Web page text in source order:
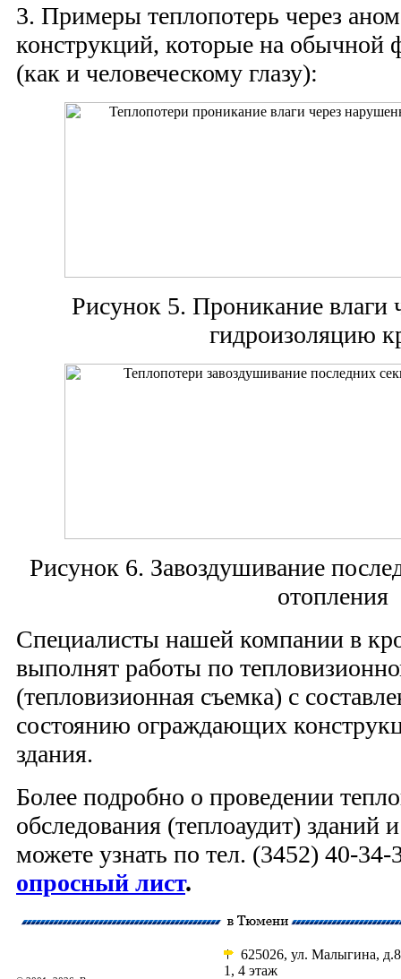
3. Примеры теплопотерь через
конструкций, которые на обычной
(как и человеческому глазу):
Рисунок 5. Проникание влаги
гидроизоляцию
Рисунок 6. Завоздушивание
отопления
Специалисты нашей компании в
выполнят работы по
(тепловизионная съемка) с
состоянию ограждающих
здания.
Более подробно о проведении
обследования (теплоаудит)
можете узнать по тел. (3452) 40-
опросный лист.
625026, ул. Малыгина,
1, 4 этаж